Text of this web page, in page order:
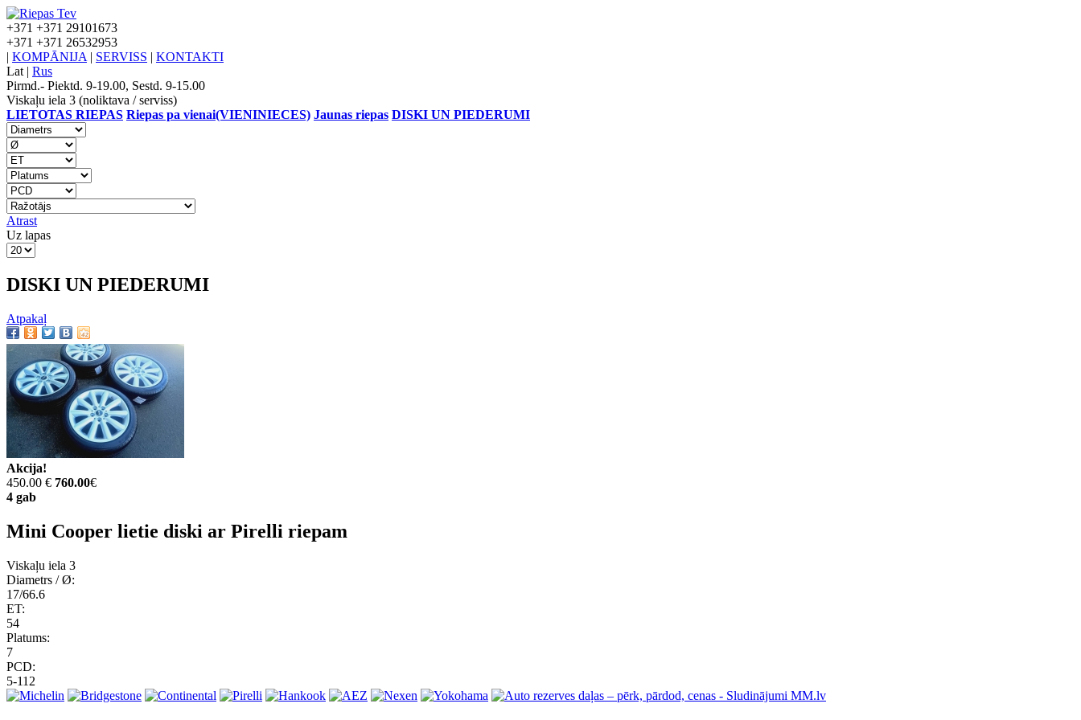
+371 +371 29101673
+371 +371 26532953
| KOMPĀNIJA | SERVISS | KONTAKTI
Lat | Rus
Pirmd.- Piektd. 9-19.00, Sestd. 9-15.00
Viskaļu iela 3 (noliktava / serviss)
LIETOTAS RIEPAS Riepas pa vienai(VIENINIECES) Jaunas riepas DISKI UN PIEDERUMI
Atrast
Uz lapas
DISKI UN PIEDERUMI
Atpakaļ
Akcija!
450.00 € 760.00€
4 gab
Mini Cooper lietie diski ar Pirelli riepam
Viskaļu iela 3
Diametrs / Ø:
17/66.6
ET:
54
Platums:
7
PCD:
5-112